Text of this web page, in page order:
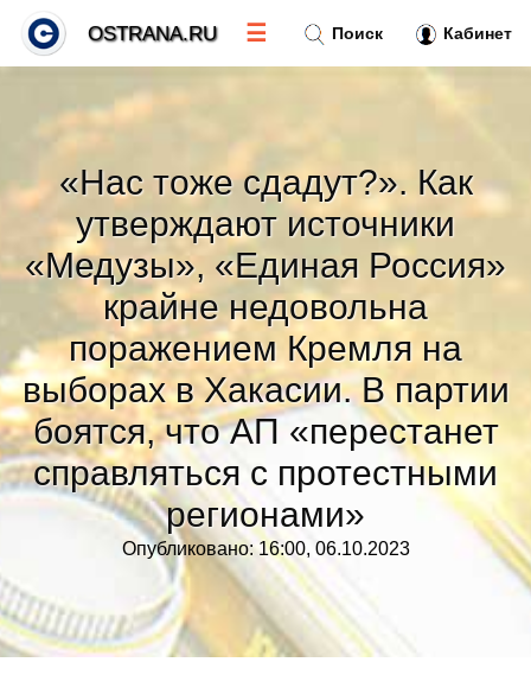
«Нас тоже сдадут?». Как
утверждают источники
«Медузы», «Единая Россия»
крайне недовольна
поражением Кремля на
выборах в Хакасии. В партии
боятся, что АП «перестанет
справляться с протестными
регионами»
Опубликовано: 16:00, 06.10.2023
Поиск Кабинет
OSTRANA.RU ☰
Новости
Тренды новостей»
Рубрики»
Правила »
Контакт»